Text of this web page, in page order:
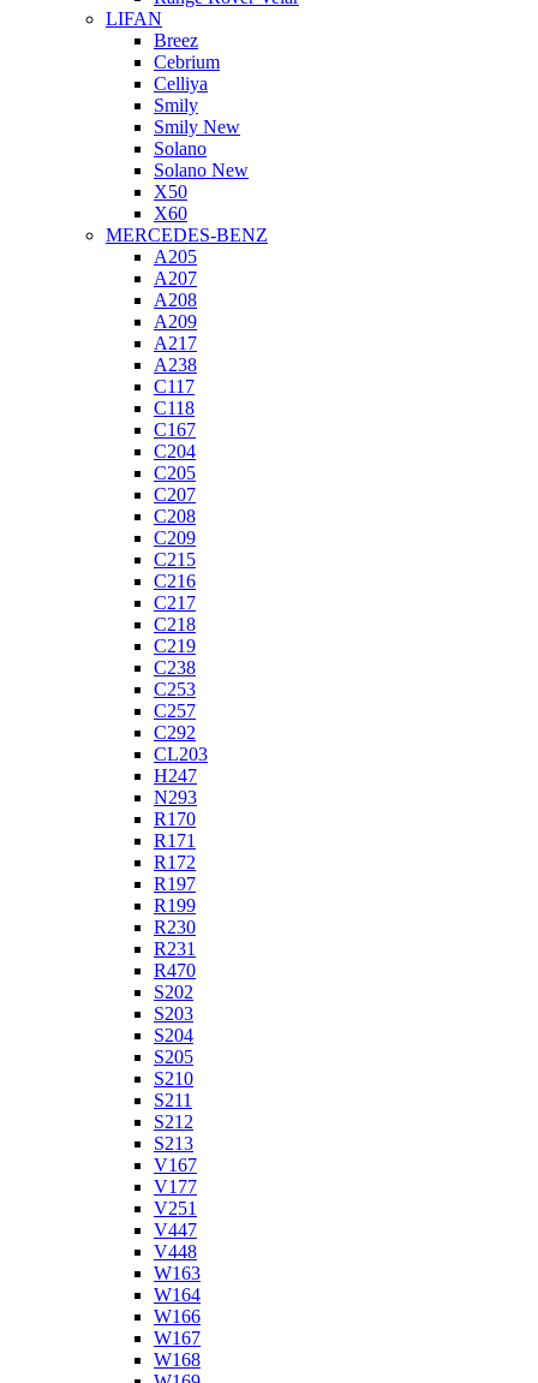
LIFAN
Breez
Cebrium
Celliya
Smily
Smily New
Solano
Solano New
X50
X60
MERCEDES-BENZ
A205
A207
A208
A209
A217
A238
C117
C118
C167
C204
C205
C207
C208
C209
C215
C216
C217
C218
C219
C238
C253
C257
C292
CL203
H247
N293
R170
R171
R172
R197
R199
R230
R231
R470
S202
S203
S204
S205
S210
S211
S212
S213
V167
V177
V251
V447
V448
W163
W164
W166
W167
W168